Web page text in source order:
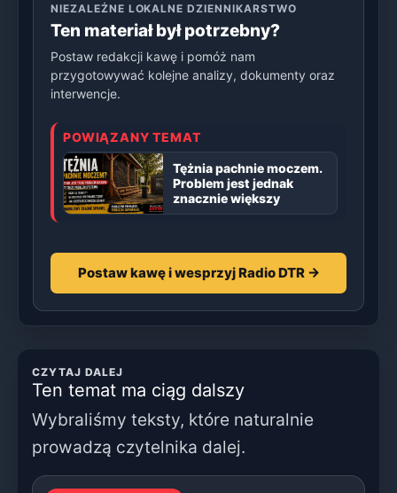
NIEZALEŻNE LOKALNE DZIENNIKARSTWO
Ten materiał był potrzebny?
Postaw redakcji kawę i pomóż nam
przygotowywać kolejne analizy, dokumenty oraz
interwencje.
POWIĄZANY TEMAT
Tężnia pachnie moczem.
Problem jest jednak
znacznie większy
Postaw kawę i wesprzyj Radio DTR →
CZYTAJ DALEJ
Ten temat ma ciąg dalszy
Wybraliśmy teksty, które naturalnie
prowadzą czytelnika dalej.